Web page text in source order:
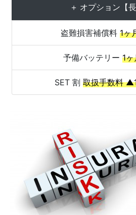
＋ オプション【
盗難損害補償料 1ヶ
予備バッテリー 1
SET 割 取扱手数料